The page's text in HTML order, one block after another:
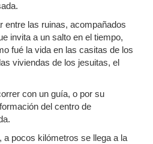
entre las ruinas, acompañados
invita a un salto en el tiempo,
fué la vida en las casitas de los
viviendas de los jesuitas, el
con un guía, o por su
del centro de
a pocos kilómetros se llega a la